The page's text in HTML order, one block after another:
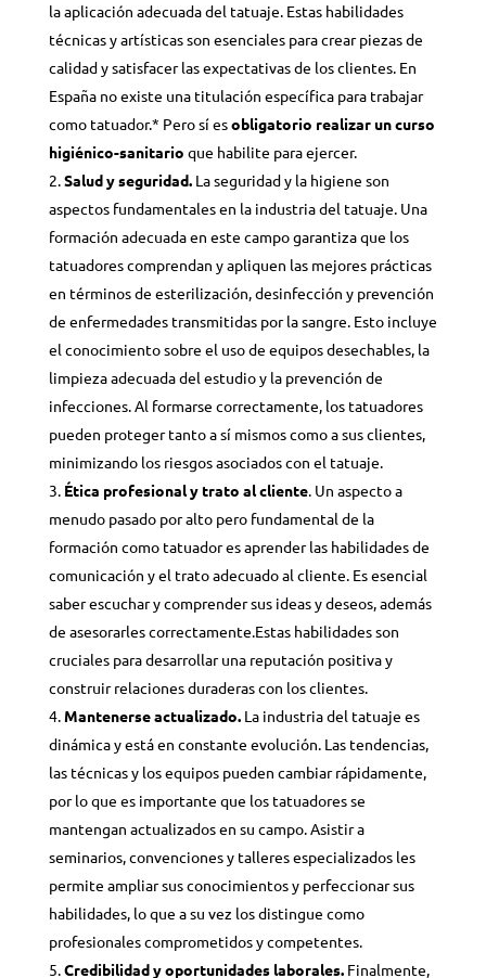
la aplicación adecuada del tatuaje. Estas habilidades
técnicas y artísticas son esenciales para crear piezas de
calidad y satisfacer las expectativas de los clientes. En
España no existe una titulación específica para trabajar
como tatuador.* Pero sí esobligatorio realizar un curso
higiénico-sanitario que habilite para ejercer.
Salud y seguridad.La seguridad y la higiene son
aspectos fundamentales en la industria del tatuaje. Una
formación adecuada en este campo garantiza que los
tatuadores comprendan y apliquen las mejores prácticas
en términos de esterilización, desinfección y prevención
de enfermedades transmitidas por la sangre. Esto incluye
el conocimiento sobre el uso de equipos desechables, la
limpieza adecuada del estudio y la prevención de
infecciones. Al formarse correctamente, los tatuadores
pueden proteger tanto a sí mismos como a sus clientes,
minimizando los riesgos asociados con el tatuaje.
Ética profesional y trato al cliente. Un aspecto a
menudo pasado por alto pero fundamental de la
formación como tatuador es aprender las habilidades de
comunicación y el trato adecuado al cliente. Es esencial
saber escuchar y comprender sus ideas y deseos, además
de asesorarles correctamente.Estas habilidades son
cruciales para desarrollar una reputación positiva y
construir relaciones duraderas con los clientes.
Mantenerse actualizado.La industria del tatuaje es
dinámica y está en constante evolución. Las tendencias,
las técnicas y los equipos pueden cambiar rápidamente,
por lo que es importante que los tatuadores se
mantengan actualizados en su campo. Asistir a
seminarios, convenciones y talleres especializados les
permite ampliar sus conocimientos y perfeccionar sus
habilidades, lo que a su vez los distingue como
profesionales comprometidos y competentes.
Credibilidad y oportunidades laborales.Finalmente,